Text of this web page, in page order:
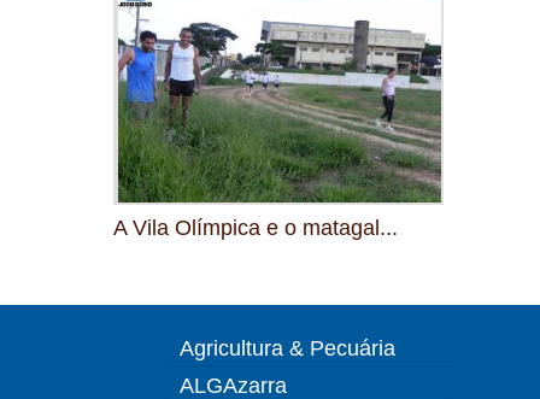
A Vila Olímpica e o matagal...
Agricultura & Pecuária
ALGAzarra